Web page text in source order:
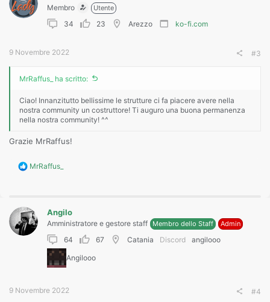
Membro Utente
34 23 Arezzo ko-fi.com
9 Novembre 2022 #3
MrRaffus_ ha scritto:
Ciao! Innanzitutto bellissime le strutture ci fa piacere avere nella
nostra community un costruttore! Ti auguro una buona permanenza
nella nostra community! ^^
Grazie MrRaffus!
R
i
o
n
MrRaffus_
Angilo
Amministratore e gestore staff Membro dello Staff Admin
64 67 Catania Discord
angilooo
Angilooo
9 Novembre 2022 #4